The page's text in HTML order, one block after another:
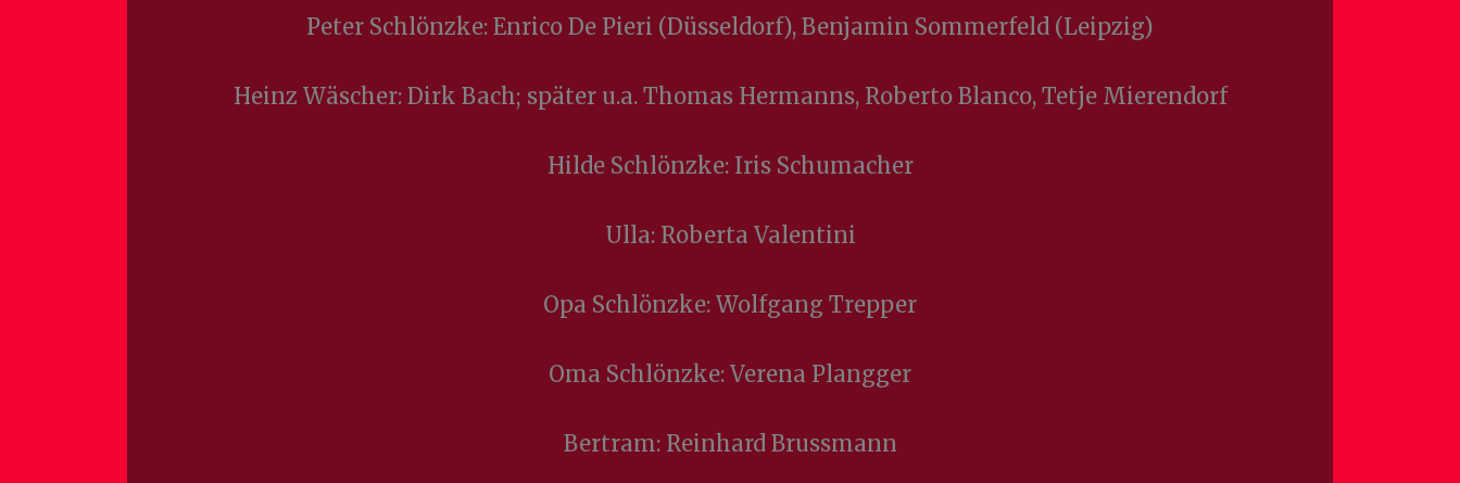
Peter Schlönzke: Enrico De Pieri (Düsseldorf), Benjamin Sommerfeld (Leipzig)
Heinz Wäscher: Dirk Bach; später u.a. Thomas Hermanns, Roberto Blanco, Tetje Mierendorf
Hilde Schlönzke: Iris Schumacher
Ulla: Roberta Valentini
Opa Schlönzke: Wolfgang Trepper
Oma Schlönzke: Verena Plangger
Bertram: Reinhard Brussmann